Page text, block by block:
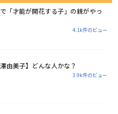
「才能が開花する子」の親がやっ
4.1k件のビュー
由美子】どんな人かな？
3.9k件のビュー